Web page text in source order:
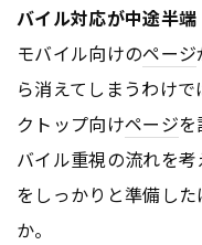
バイル対応が中途半端
モバイル向けのページ
ら消えてしまうわけ
クトップ向けページ
バイル重視の流れを
をしっかりと準備し
か。